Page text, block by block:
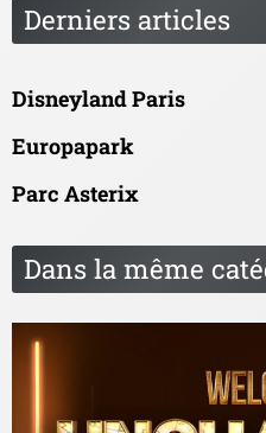
Derniers articles
Disneyland Paris
Europapark
Parc Asterix
Dans la même